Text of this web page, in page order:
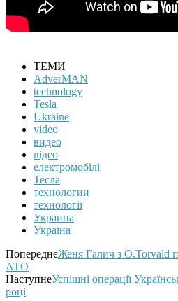
ТЕМИ
AdverMAN
technology
Tesla
Ukraine
video
видео
відео
електромобілі
Тесла
технологии
технології
Украина
Україна
ПопереднєЖеня Галич з O.Torvald
АТО
НаступнеУспішні операції
році